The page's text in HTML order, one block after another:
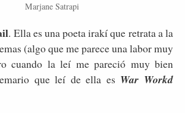
Marjane Satrapi
. Ella es una poeta irakí que retrata a la
(algo que me parece una labor muy
cuando la leí me pareció muy bien
que leí de ella es War Workd